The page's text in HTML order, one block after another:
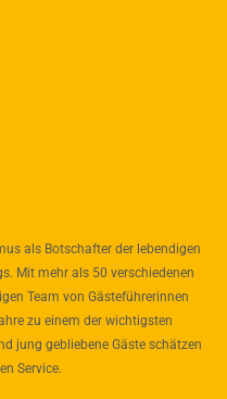
als Botschafter der lebendigen
Mit mehr als 50 verschiedenen
Team von Gästeführerinnen
zu einem der wichtigsten
jung gebliebene Gäste schätzen
Service.